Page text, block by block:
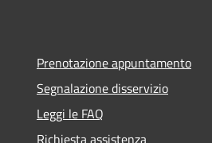
Prenotazione appuntamento
Segnalazione disservizio
Leggi le FAQ
Richiesta assistenza